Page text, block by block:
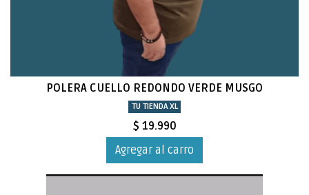
POLERA CUELLO REDONDO VERDE MUSGO
TU TIENDA XL
$ 19.990
Agregar al carro